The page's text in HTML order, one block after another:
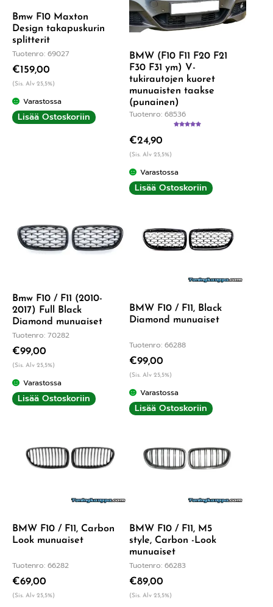
Bmw F10 Maxton
Design takapuskurin
splitterit
Tuotenro: 69027
€159,00
(Sis. Alv 25,5%)
Varastossa
Lisää Ostoskoriin
BMW (F10 F11 F20 F21
F30 F31 ym) V-
tukirautojen kuoret
munuaisten taakse
(punainen)
Tuotenro: 68536
€24,90
(Sis. Alv 25,5%)
Varastossa
Lisää Ostoskoriin
Bmw F10 / F11 (2010-
2017) Full Black
Diamond munuaiset
Tuotenro: 70282
€99,00
(Sis. Alv 25,5%)
Varastossa
Lisää Ostoskoriin
BMW F10 / F11, Black
Diamond munuaiset
Tuotenro: 66288
€99,00
(Sis. Alv 25,5%)
Varastossa
Lisää Ostoskoriin
BMW F10 / F11, Carbon
Look munuaiset
Tuotenro: 66282
€69,00
(Sis. Alv 25,5%)
BMW F10 / F11, M5
style, Carbon -Look
munuaiset
Tuotenro: 66283
€89,00
(Sis. Alv 25,5%)